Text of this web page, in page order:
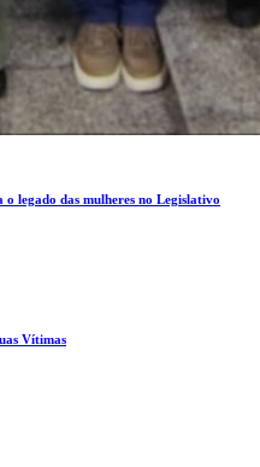
legado das mulheres no Legislativo
Vítimas